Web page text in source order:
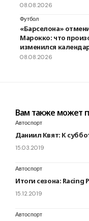
08.08.2026
Футбол
«Барселона»
Марокко: что
изменился
08.08.2026
Вам также может
Автоспорт
Даниил Квят: К
15.03.2019
Автоспорт
Итоги сезона: Racing
15.12.2019
Автоспорт